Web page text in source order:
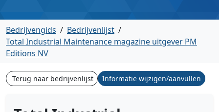
Bedrijvengids / Bedrijvenlijst /
Total Industrial Maintenance magazine uitgever PM
Editions NV
Terug naar bedrijvenlijst Informatie wijzigen/aanvullen